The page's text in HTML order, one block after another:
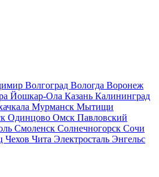
Волгоград Вологда Воронеж
Йошкар-Ола Казань Калининград
Мурманск Мытищи
Одинцово Омск Павловский
Смоленск Солнечногорск Сочи
Чехов Чита Электросталь Энгельс